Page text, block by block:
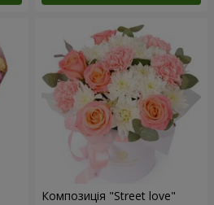
Композиція "Street love"